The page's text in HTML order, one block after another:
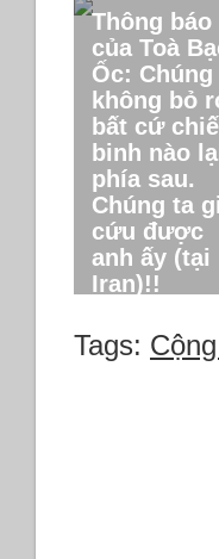
Thông báo
của Toà
Ốc: Chúng
không bỏ
bất cứ
binh nào
phía sau.
Chúng ta
cứu được
anh ấy (tại
Iran)!!
Tags: